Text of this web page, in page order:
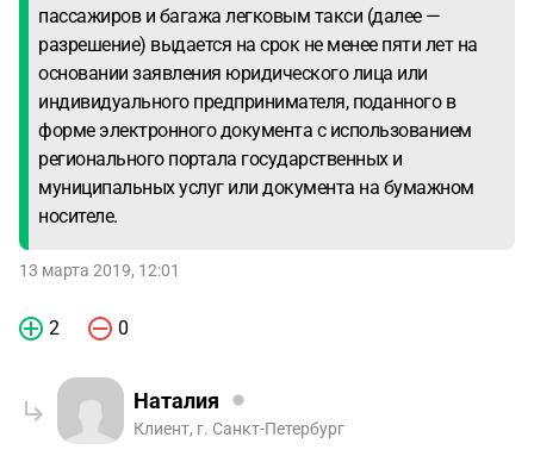
пассажиров и багажа легковым такси (далее —
разрешение) выдается на срок не менее пяти лет на
основании заявления юридического лица или
индивидуального предпринимателя, поданного в
форме электронного документа с использованием
регионального портала государственных и
муниципальных услуг или документа на бумажном
носителе.
13 марта 2019, 12:01
2 0
Наталия
Клиент, г. Санкт-Петербург